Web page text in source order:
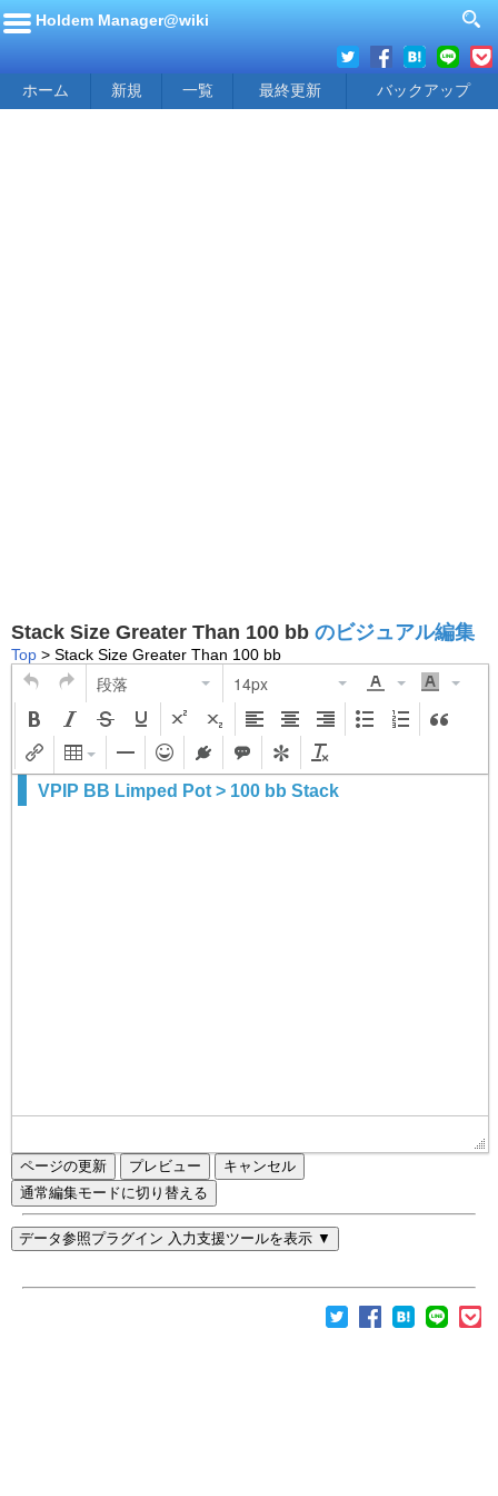
Holdem Manager@wiki
ホーム 新規 一覧 最終更新 バックアップ
Stack Size Greater Than 100 bb のビジュアル編集
Top > Stack Size Greater Than 100 bb
段落 14px
ページの更新
通常編集モードに切り替える
データ参照プラグイン 入力支援ツールを表示 ▼